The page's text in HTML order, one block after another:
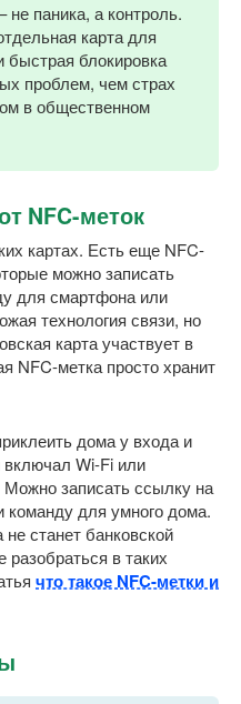
паника, а контроль.
карта для
быстрая блокировка
проблем, чем страх
в общественном
NFC-меток
картах. Есть еще NFC-
можно записать
для смартфона или
технология связи, но
карта участвует в
NFC-метка просто хранит
дома у входа и
включал Wi-Fi или
записать ссылку на
команду для умного дома.
станет банковской
разобраться в таких
что такое NFC-метки и